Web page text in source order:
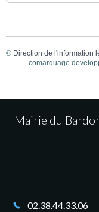
© Direction de l'information
comarquage
Mairie du
02.38.44.33.06